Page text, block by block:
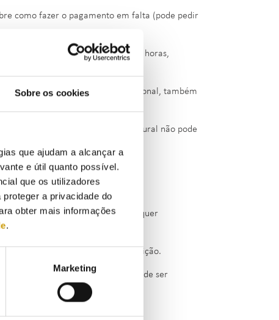
Sobre os cookies
que ajudam a alcançar a
e útil quanto possível.
que os utilizadores
a privacidade do
obter mais informações
.
Marketing
como fazer o pagamento em falta (pode pedir
ser retomado no prazo de 12 horas,
horas), pagando o preço adicional, também
o corte de fornecimento de gás natural não pode
ao contador e não existir qualquer
extraordinária.
e o operador da rede de distribuição.
sobre a data, o fornecimento pode ser